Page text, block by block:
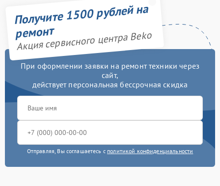
Получите 1500 рублей на
ремонт
Акция сервисного центра Beko
При оформлении заявки на ремонт техники через
сайт,
действует персональная бессрочная скидка
Отправляя, Вы соглашаетесь с политикой конфиденциальности